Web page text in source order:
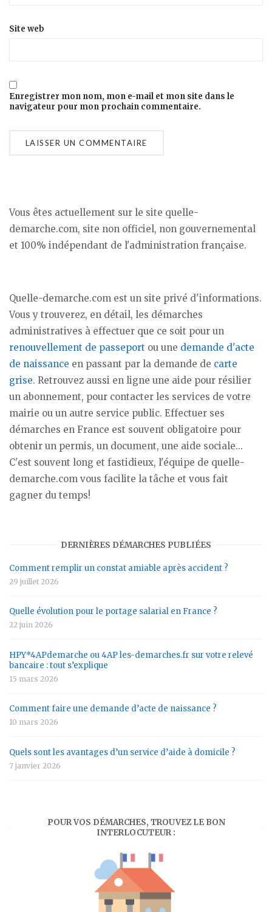
Site web
Enregistrer mon nom, mon e-mail et mon site dans le
navigateur pour mon prochain commentaire.
Vous êtes actuellement sur le site quelle-
demarche.com, site non officiel, non gouvernemental
et 100% indépendant de l'administration française.
Quelle-demarche.com est un site privé d'informations.
Vous y trouverez, en détail, les démarches
administratives à effectuer que ce soit pour un
renouvellement de passeport ou une demande d'acte
de naissance en passant par la demande de carte
grise. Retrouvez aussi en ligne une aide pour résilier
un abonnement, pour contacter les services de votre
mairie ou un autre service public. Effectuer ses
démarches en France est souvent obligatoire pour
obtenir un permis, un document, une aide sociale...
C'est souvent long et fastidieux, l'équipe de quelle-
demarche.com vous facilite la tâche et vous fait
gagner du temps!
DERNIÈRES DÉMARCHES PUBLIÉES
Comment remplir un constat amiable après accident ?
29 juillet 2026
Quelle évolution pour le portage salarial en France ?
22 juin 2026
HPY*4APdemarche ou 4AP les-demarches.fr sur votre relevé
bancaire : tout s’explique
15 mars 2026
Comment faire une demande d’acte de naissance ?
10 mars 2026
Quels sont les avantages d’un service d’aide à domicile ?
7 janvier 2026
POUR VOS DÉMARCHES, TROUVEZ LE BON
INTERLOCUTEUR :